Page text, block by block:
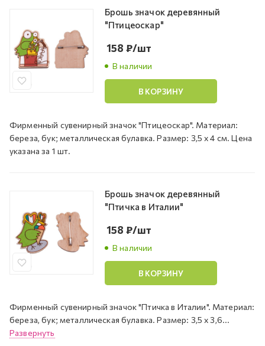
Брошь значок деревянный
"Птицеоскар"
В наличии
158 ₽/шт
В КОРЗИНУ
Фирменный сувенирный значок "Птицеоскар". Материал:
береза, бук; металлическая булавка. Размер: 3,5 х 4 см. Цена
указана за 1 шт.
Брошь значок деревянный
"Птичка в Италии"
В наличии
158 ₽/шт
В КОРЗИНУ
Фирменный сувенирный значок "Птичка в Италии". Материал:
береза, бук; металлическая булавка. Размер: 3,5 х 3,6...
Развернуть